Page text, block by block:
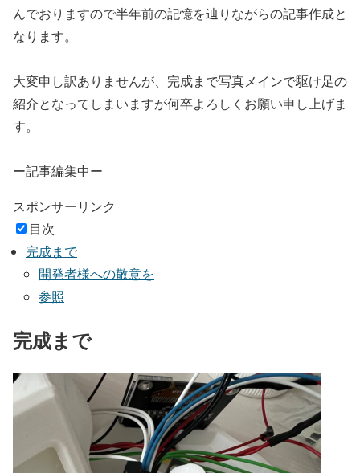
んでおりますので半年前の記憶を辿りながらの記事作成と
なります。
大変申し訳ありませんが、完成まで写真メインで駆け足の
紹介となってしまいますが何卒よろしくお願い申し上げま
す。
ー記事編集中ー
スポンサーリンク
目次
完成まで
開発者様への敬意を
参照
完成まで